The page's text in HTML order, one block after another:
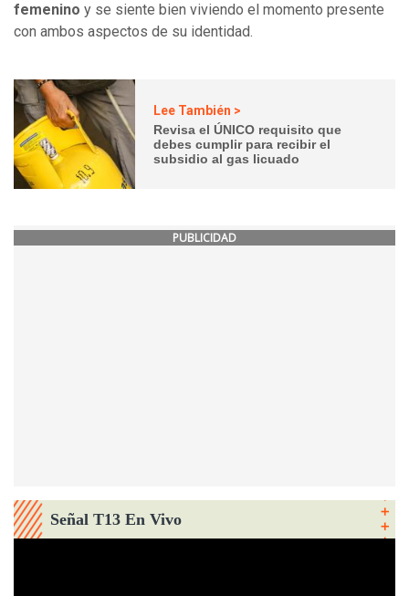
femenino y se siente bien viviendo el momento presente
con ambos aspectos de su identidad.
Lee También >
Revisa el ÚNICO requisito que
debes cumplir para recibir el
subsidio al gas licuado
PUBLICIDAD
Señal T13 En Vivo